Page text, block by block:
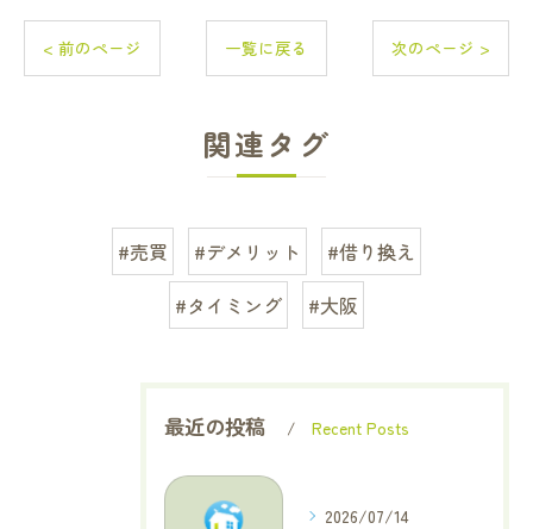
< 前のページ 一覧に戻る 次のページ >
関連タグ
#売買 #デメリット
#借り換え
#タイミング
#大阪
最近の投稿 Recent Posts
2026/07/14